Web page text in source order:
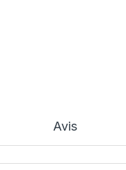
Avis